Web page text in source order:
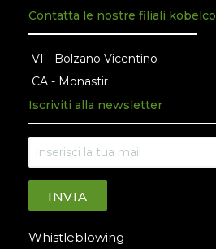
Contatta le nostre filiali kobelco
VI - Bolzano Vicentino
CA - Monastir
Iscriviti alla newsletter
INVIA
Whistleblowing